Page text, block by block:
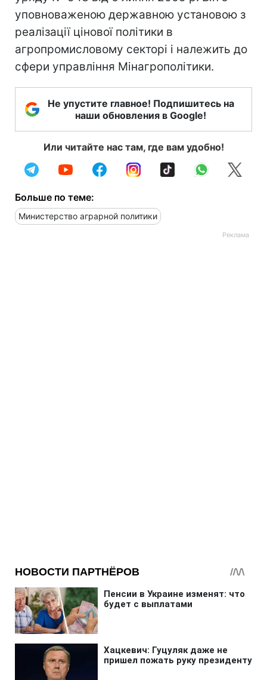
уповноваженою державною установою з
реалізації цінової політики в
агропромисловому секторі і належить до
сфери управління Мінагрополітики.
Не упустите главное! Подпишитесь на
наши обновления в Google!
Или читайте нас там, где вам удобно!
Больше по теме:
Министерство аграрной политики